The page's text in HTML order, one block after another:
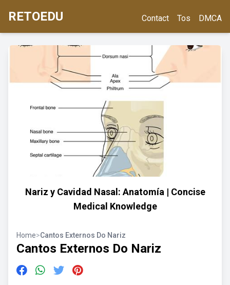
RETOEDU Contact Tos DMCA
Nariz y Cavidad Nasal: Anatomía | Concise
Medical Knowledge
Home>Cantos Externos Do Nariz
Cantos Externos Do Nariz